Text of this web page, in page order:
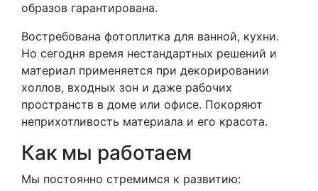
образов гарантирована.
Востребована фотоплитка для ванной, кухни.
Но сегодня время нестандартных решений и
материал применяется при декорировании
холлов, входных зон и даже рабочих
пространств в доме или офисе. Покоряют
неприхотливость материала и его красота.
Как мы работаем
Мы постоянно стремимся к развитию: